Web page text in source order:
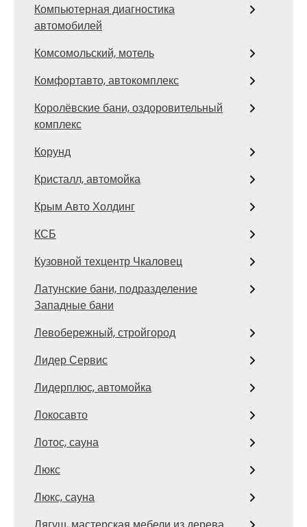
Компьютерная диагностика
автомобилей
Комсомольский, мотель
Комфортавто, автокомплекс
Королёвские бани, оздоровительный
комплекс
Корунд
Кристалл, автомойка
Крым Авто Холдинг
КСБ
Кузовной техцентр Чкаловец
Латунские бани, подразделение
Западные бани
Левобережный, стройгород
Лидер Сервис
Лидерплюс, автомойка
Локосавто
Лотос, сауна
Люкс
Люкс, сауна